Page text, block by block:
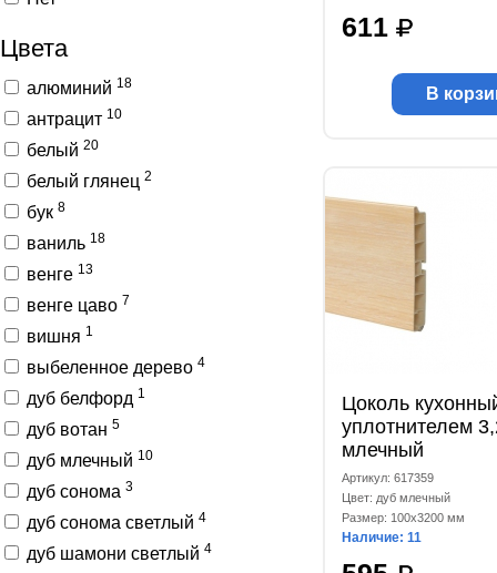
Цвета
алюминий 18
антрацит 10
белый 20
белый глянец 2
бук 8
ваниль 18
венге 13
венге цаво 7
вишня 1
выбеленное дерево 4
дуб белфорд 1
дуб вотан 5
дуб млечный 10
дуб сонома 3
дуб сонома светлый 4
дуб шамони светлый 4
611
В
Цоколь
уплотнителем
млечный
Артикул: 617359
Цвет: дуб млечный
Размер: 100x3200 мм
Наличие: 11